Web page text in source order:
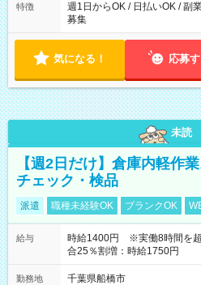
特徴
週1日からOK / 日払いOK / 副
募集
気になる！ 応募
未読
【週2日だけ】倉庫内軽作
チェック・検品
派遣 職種未経験OK ブランクOK
給与
時給1400円 ※実働8時間を超
合25％割増：時給1750円
勤務地
千葉県船橋市